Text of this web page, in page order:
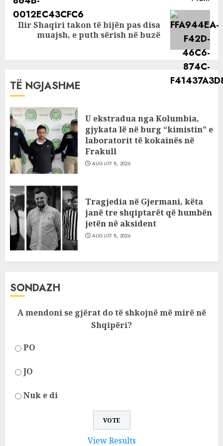
Next
Ilir Shaqiri takon të bijën pas disa
muajsh, e puth sërish në buzë
TË NGJASHME
U ekstradua nga Kolumbia,
gjykata lë në burg “kimistin” e
laboratorit të kokainës në
Frakull
AUGUST 8, 2026
Tragjedia në Gjermani, këta
janë tre shqiptarët që humbën
jetën në aksident
AUGUST 8, 2026
SONDAZH
A mendoni se gjërat do të shkojnë më mirë në
Shqipëri?
PO
JO
Nuk e di
View Results